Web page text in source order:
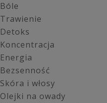
Bóle
Trawienie
Detoks
Koncentracja
Energia
Bezsenność
Skóra i włosy
Olejki na owady